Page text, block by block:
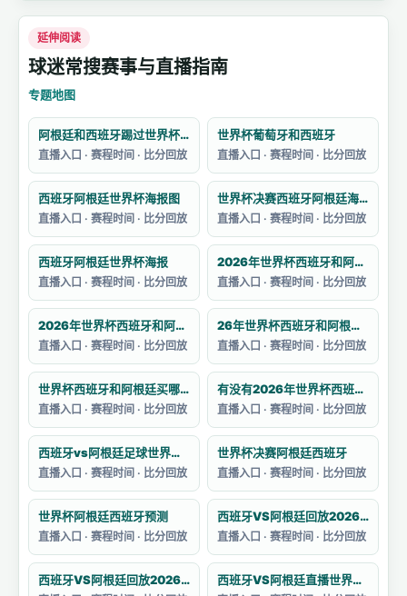
延伸阅读
球迷常搜赛事与直播指南
专题地图
阿根廷和西班牙踢过世界杯吗
直播入口 · 赛程时间 · 比分回放
世界杯葡萄牙和西班牙
直播入口 · 赛程时间 · 比分回放
西班牙阿根廷世界杯海报图
直播入口 · 赛程时间 · 比分回放
世界杯决赛西班牙阿根廷海报
直播入口 · 赛程时间 · 比分回放
西班牙阿根廷世界杯海报
直播入口 · 赛程时间 · 比分回放
2026年世界杯西班牙和阿根廷的决赛预测
直播入口 · 赛程时间 · 比分回放
2026年世界杯西班牙和阿根廷的阵容如何
直播入口 · 赛程时间 · 比分回放
26年世界杯西班牙和阿根廷哪个强一点
直播入口 · 赛程时间 · 比分回放
世界杯西班牙和阿根廷买哪个
直播入口 · 赛程时间 · 比分回放
有没有2026年世界杯西班牙对阵阿根廷的集锦
直播入口 · 赛程时间 · 比分回放
西班牙vs阿根廷足球世界杯战绩分析
直播入口 · 赛程时间 · 比分回放
世界杯决赛阿根廷西班牙
直播入口 · 赛程时间 · 比分回放
世界杯阿根廷西班牙预测
直播入口 · 赛程时间 · 比分回放
西班牙VS阿根廷回放2026卡塔尔世界杯赛
直播入口 · 赛程时间 · 比分回放
西班牙VS阿根廷回放2026卡塔尔世界杯 西班牙VS阿根廷直播世界杯主题曲目